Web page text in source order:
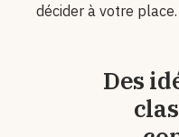
décider à votre place.
Des